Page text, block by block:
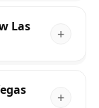
Las